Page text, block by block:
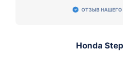
ОТЗЫВ НАШЕГО
Honda